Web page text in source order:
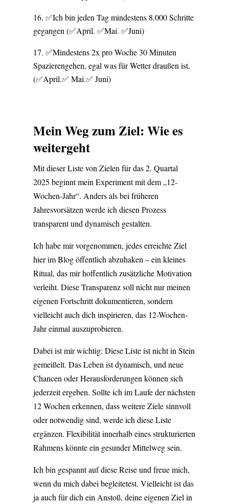
✅Ich bin jeden Tag mindestens 8.000 Schritte
gegangen (✅April. ✅Mai. ✅Juni)
✅Mindestens 2x pro Woche 30 Minuten
Spazierengehen, egal was für Wetter draußen ist.
(✅April.✅ Mai.✅ Juni)
Mein Weg zum Ziel: Wie es
weitergeht
Mit dieser Liste von Zielen für das 2. Quartal
2025 beginnt mein Experiment mit dem „12-
Wochen-Jahr“. Anders als bei früheren
Jahresvorsätzen werde ich diesen Prozess
transparent und dynamisch gestalten.
Ich habe mir vorgenommen, jedes erreichte Ziel
hier im Blog öffentlich abzuhaken – ein kleines
Ritual, das mir hoffentlich zusätzliche Motivation
verleiht. Diese Transparenz soll nicht nur meinen
eigenen Fortschritt dokumentieren, sondern
vielleicht auch dich inspirieren, das 12-Wochen-
Jahr einmal auszuprobieren.
Dabei ist mir wichtig: Diese Liste ist nicht in Stein
gemeißelt. Das Leben ist dynamisch, und neue
Chancen oder Herausforderungen können sich
jederzeit ergeben. Sollte ich im Laufe der nächsten
12 Wochen erkennen, dass weitere Ziele sinnvoll
oder notwendig sind, werde ich diese Liste
ergänzen. Flexibilität innerhalb eines strukturierten
Rahmens könnte ein gesunder Mittelweg sein.
Ich bin gespannt auf diese Reise und freue mich,
wenn du mich dabei begleitetest. Vielleicht ist das
ja auch für dich ein Anstoß, deine eigenen Ziel in